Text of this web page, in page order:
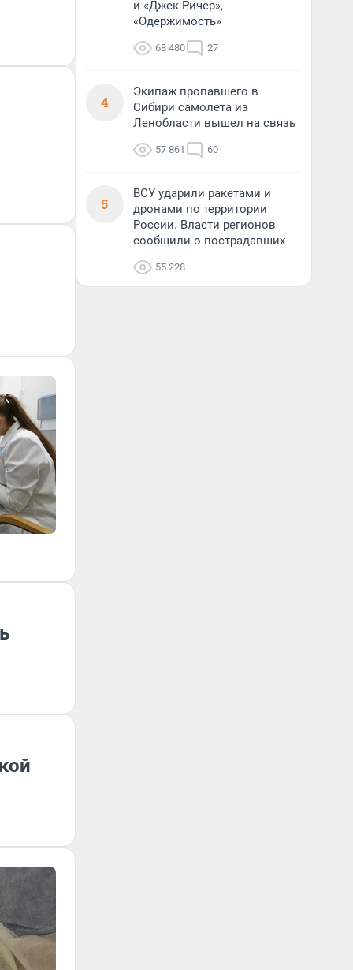
и «Джек Ричер»,
«Одержимость»
68 480 27
4
Экипаж пропавшего в
Сибири самолета из
Ленобласти вышел на связь
57 861 60
5
ВСУ ударили ракетами и
дронами по территории
России. Власти регионов
сообщили о пострадавших
55 228